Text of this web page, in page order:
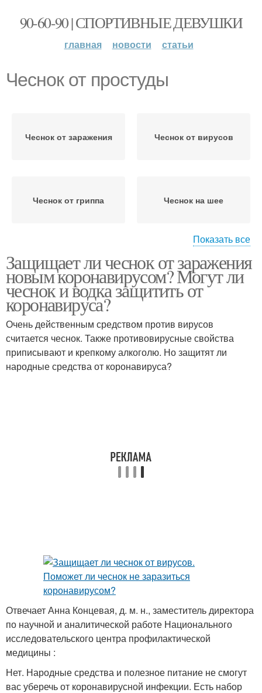
90-60-90 | СПОРТИВНЫЕ ДЕВУШКИ
главная новости статьи
Чеснок от простуды
Чеснок от заражения Чеснок от вирусов
Чеснок от гриппа Чеснок на шее
Чеснок от рака
Показать все
Защищает ли чеснок от заражения
новым коронавирусом? Могут ли
чеснок и водка защитить от
коронавируса?
Очень действенным средством против вирусов
считается чеснок. Также противовирусные свойства
приписывают и крепкому алкоголю. Но защитят ли
народные средства от коронавируса?
Отвечает Анна Концевая, д. м. н., заместитель директора
по научной и аналитической работе Национального
исследовательского центра профилактической
медицины :
Нет. Народные средства и полезное питание не смогут
вас уберечь от коронавирусной инфекции. Есть набор